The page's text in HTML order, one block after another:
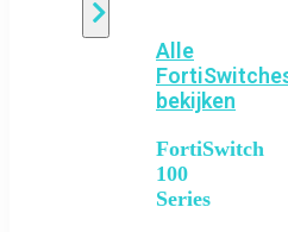
Alle
bekijken
FortiSwitch
100
Series